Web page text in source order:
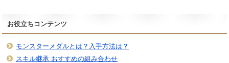
お役立ちコンテンツ
モンスターメダルとは？入手方法は？
スキル継承 おすすめの組み合わせ